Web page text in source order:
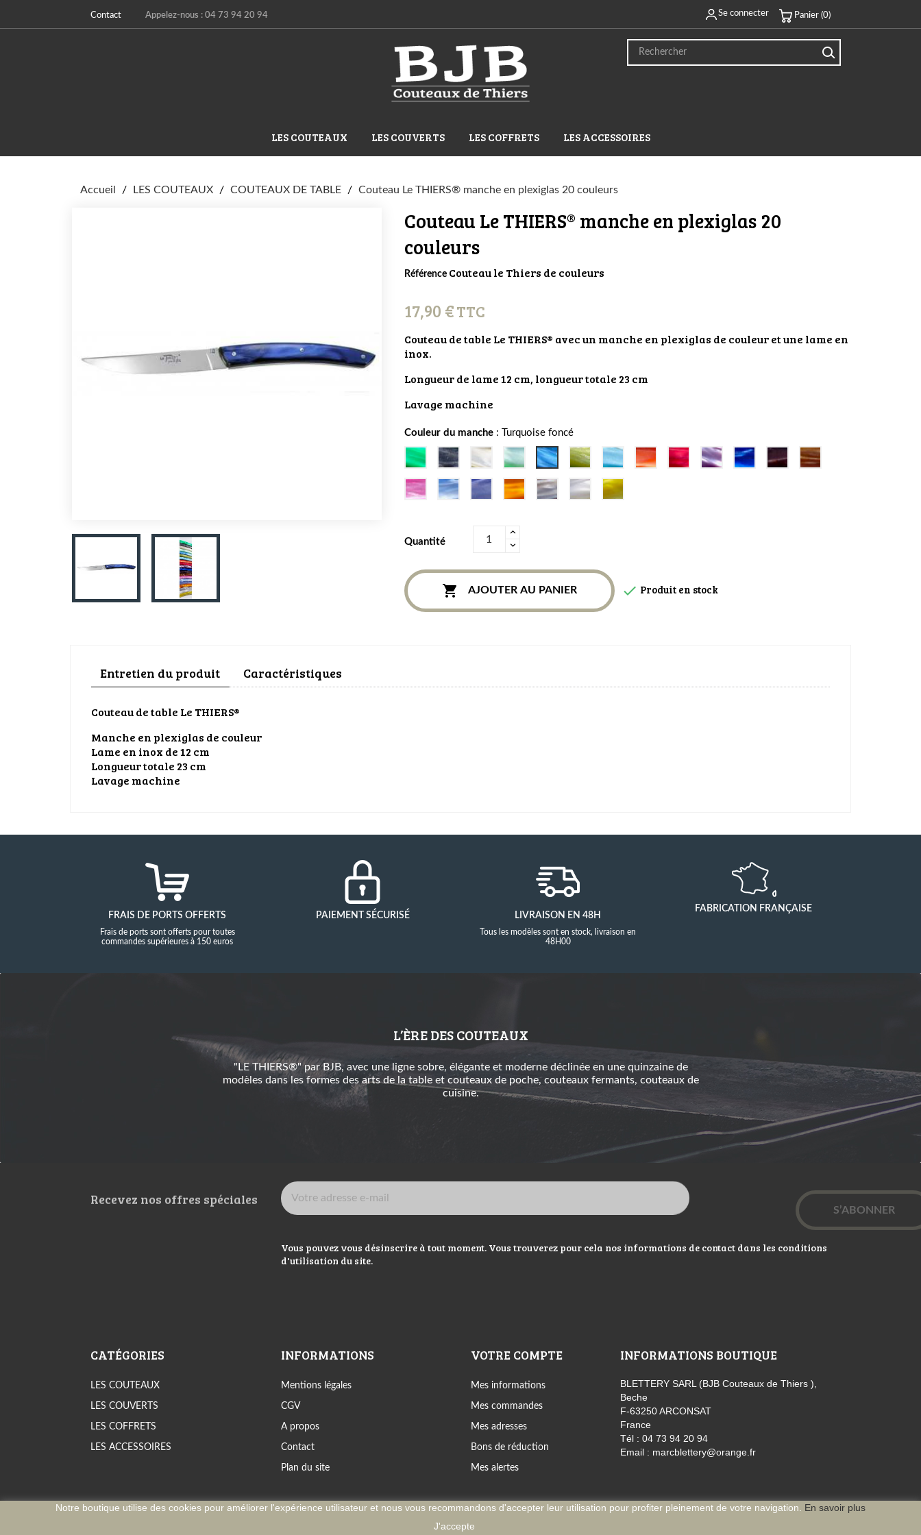
Contact Appelez-nous : 04 73 94 20 94 Se connecter Panier (0)
LES COUTEAUX LES COUVERTS LES COFFRETS LES ACCESSOIRES
Accueil LES COUTEAUX COUTEAUX DE TABLE Couteau Le THIERS® manche en plexiglas 20 couleurs
Couteau Le THIERS® manche en plexiglas 20
couleurs
Référence Couteau le Thiers de couleurs
17,90 €TTC
Couteau de table Le THIERS® avec un manche en plexiglas de couleur et une lame en
inox.
Longueur de lame 12 cm, longueur totale 23 cm
Lavage machine
Couleur du manche
Vert
prairie
AnthraciteNaturelVert
pale
Turquoise
foncé
Vert
olive
Turquoise
claire
Perle
d'orange
Rouge Violet
Bleu
roi
Cacao Marron
Rose LavandeParme Orange Gris Blanc Jaune
Quantité
 AJOUTER AU PANIER  Produit en stock
Entretien du produit Caractéristiques
Couteau de table Le THIERS®
Manche en plexiglas de couleur
Lame en inox de 12 cm
Longueur totale 23 cm
Lavage machine
FRAIS DE PORTS OFFERTS
Frais de ports sont offerts pour toutes
commandes supérieures à 150 euros
PAIEMENT SÉCURISÉ LIVRAISON EN 48H
Tous les modèles sont en stock, livraison en
48H00
FABRICATION FRANÇAISE
L’ÈRE DES COUTEAUX
"LE THIERS®" par BJB, avec une ligne sobre, élégante et moderne déclinée en une quinzaine de
modèles dans les formes des arts de la tableet couteaux de poche, couteaux fermants, couteaux de
cuisine.
Recevez nos offres spéciales
Vous pouvez vous désinscrire à tout moment. Vous trouverez pour cela nos informations de contact dans les conditions
d'utilisation du site.
CATÉGORIES
LES COUTEAUX
LES COUVERTS
LES COFFRETS
LES ACCESSOIRES
INFORMATIONS
Mentions légales
CGV
A propos
Contact
Plan du site
VOTRE COMPTE
Mes informations
Mes commandes
Mes adresses
Bons de réduction
Mes alertes
INFORMATIONS BOUTIQUE
BLETTERY SARL (BJB Couteaux de Thiers ),
Beche
F-63250 ARCONSAT
France
Tél : 04 73 94 20 94
Email : marcblettery@orange.fr
Notre boutique utilise des cookies pour améliorer l'expérience utilisateur et nous vous recommandons d'accepter leur utilisation pour profiter pleinement de votre navigation. En savoir plus
J'accepte
© 2026 Couteaux de Thiers - Tous droits réservés. Conçu par La Machine